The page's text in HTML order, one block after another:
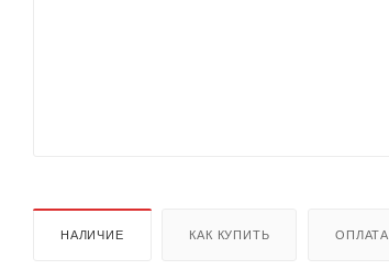
НАЛИЧИЕ КАК КУПИТЬ ОПЛАТА